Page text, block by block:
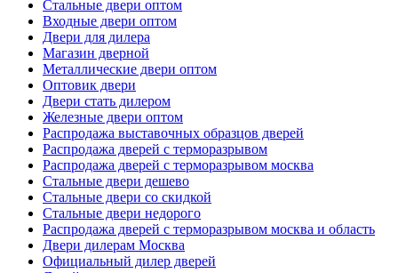
Стальные двери оптом
Входные двери оптом
Двери для дилера
Магазин дверной
Металлические двери оптом
Оптовик двери
Двери стать дилером
Железные двери оптом
Распродажа выставочных образцов дверей
Распродажа дверей с терморазрывом
Распродажа дверей с терморазрывом москва
Стальные двери дешево
Стальные двери со скидкой
Стальные двери недорого
Распродажа дверей с терморазрывом москва и область
Двери дилерам Москва
Официальный дилер дверей